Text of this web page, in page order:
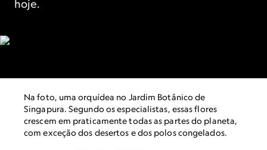
hoje.
Na foto, uma orquídea no Jardim Botânico de
Singapura. Segundo os especialistas, essas flores
crescem em praticamente todas as partes do planeta,
com exceção dos desertos e dos polos congelados.